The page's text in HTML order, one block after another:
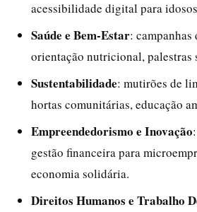
acessibilidade digital para
Saúde e Bem-Estar: campanhas
orientação nutricional, palestras
Sustentabilidade: mutirões de
hortas comunitárias, educação
Empreendedorismo e Inovação
gestão financeira para
economia solidária.
Direitos Humanos e Trabalho